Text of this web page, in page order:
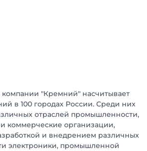
компании "Кремний" насчитывает
в 100 городах России. Среди них
отраслей промышленности,
коммерческие организации,
и внедрением различных
электроники, промышленной